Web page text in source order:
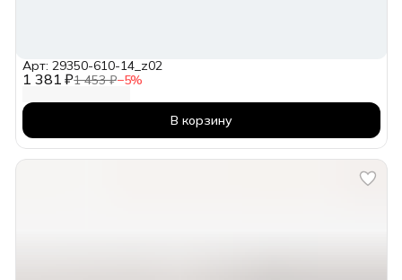
1 381 ₽1 453 ₽−5%
Арт: 29350-610-14_z02
В корзину